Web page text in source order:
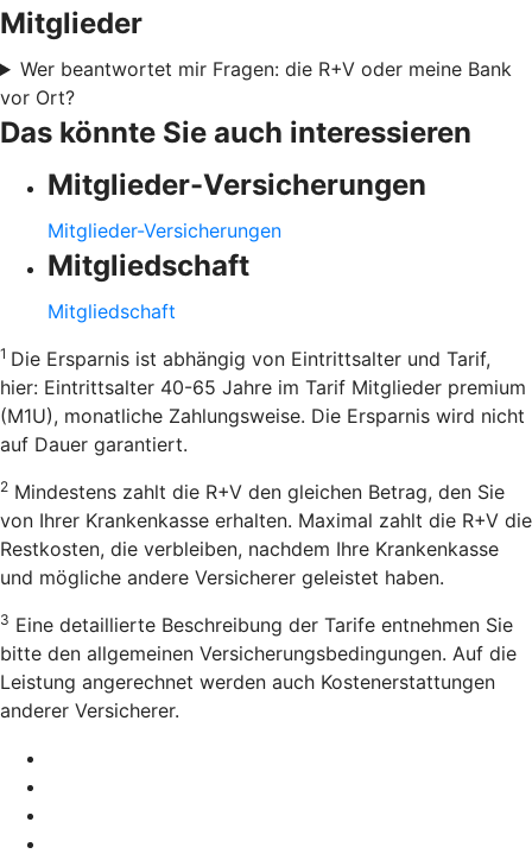
Mitglieder
Wer beantwortet mir Fragen: die R+V oder meine Bank
vor Ort?
Das könnte Sie auch interessieren
Mitglieder-Versicherungen
Mitglieder-Versicherungen
Mitgliedschaft
Mitgliedschaft
1 Die Ersparnis ist abhängig von Eintrittsalter und Tarif,
hier: Eintrittsalter 40-65 Jahre im Tarif Mitglieder premium
(M1U), monatliche Zahlungsweise. Die Ersparnis wird nicht
auf Dauer garantiert.
2 Mindestens zahlt die R+V den gleichen Betrag, den Sie
von Ihrer Krankenkasse erhalten. Maximal zahlt die R+V die
Restkosten, die verbleiben, nachdem Ihre Krankenkasse
und mögliche andere Versicherer geleistet haben.
3 Eine detaillierte Beschreibung der Tarife entnehmen Sie
bitte den allgemeinen Versicherungsbedingungen. Auf die
Leistung angerechnet werden auch Kostenerstattungen
anderer Versicherer.